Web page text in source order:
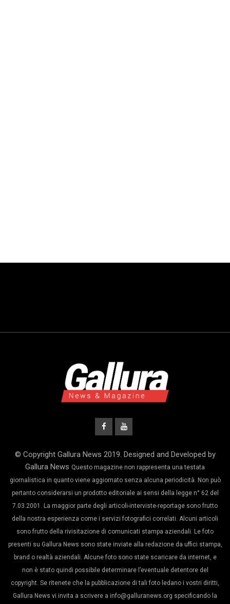
© Copyright Gallura News 2019. Designed and Developed by
Gallura News Questo magazine non rappresenta una testata
giornalistica in quanto viene aggiornato senza alcuna periodicità. Non può
pertanto considerarsi un prodotto editoriale ai sensi della legge n° 62 del
7.03.2001. La maggior parte degli articoli-interviste-reportage sono frutto
della nostra esperienza come i servizi fotografici correlati. Alcuni articoli
sono frutto della rivisitazione di comunicati stampa aziendali. Le foto
presenti su Gallura News sono state inviate alla redazione da uffici stampa,
brand o realtà aziendali. Alcune foto sono state scaricare da internet, e
non è stato quindi possibile determinare l’eventuale detentore del
copyright. Se ritenete che la pubblicazione di tali foto ledano i vostri diritti,
Gallura News vi invita a scrivere a info@galluranews.org specificando la